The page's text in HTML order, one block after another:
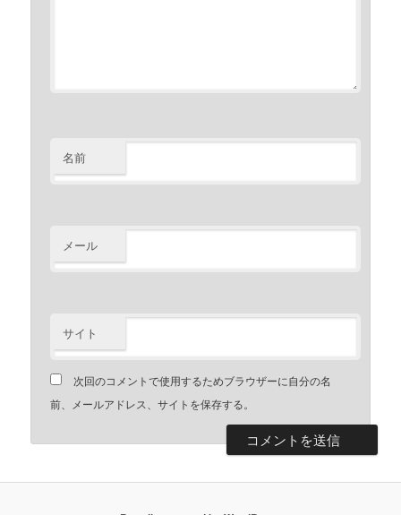
名前
メール
サイト
次回のコメントで使用するためブラウザーに自分の名
前、メールアドレス、サイトを保存する。